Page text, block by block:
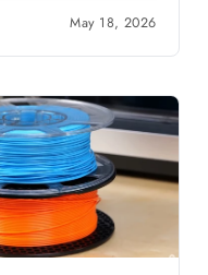
May 18, 2026